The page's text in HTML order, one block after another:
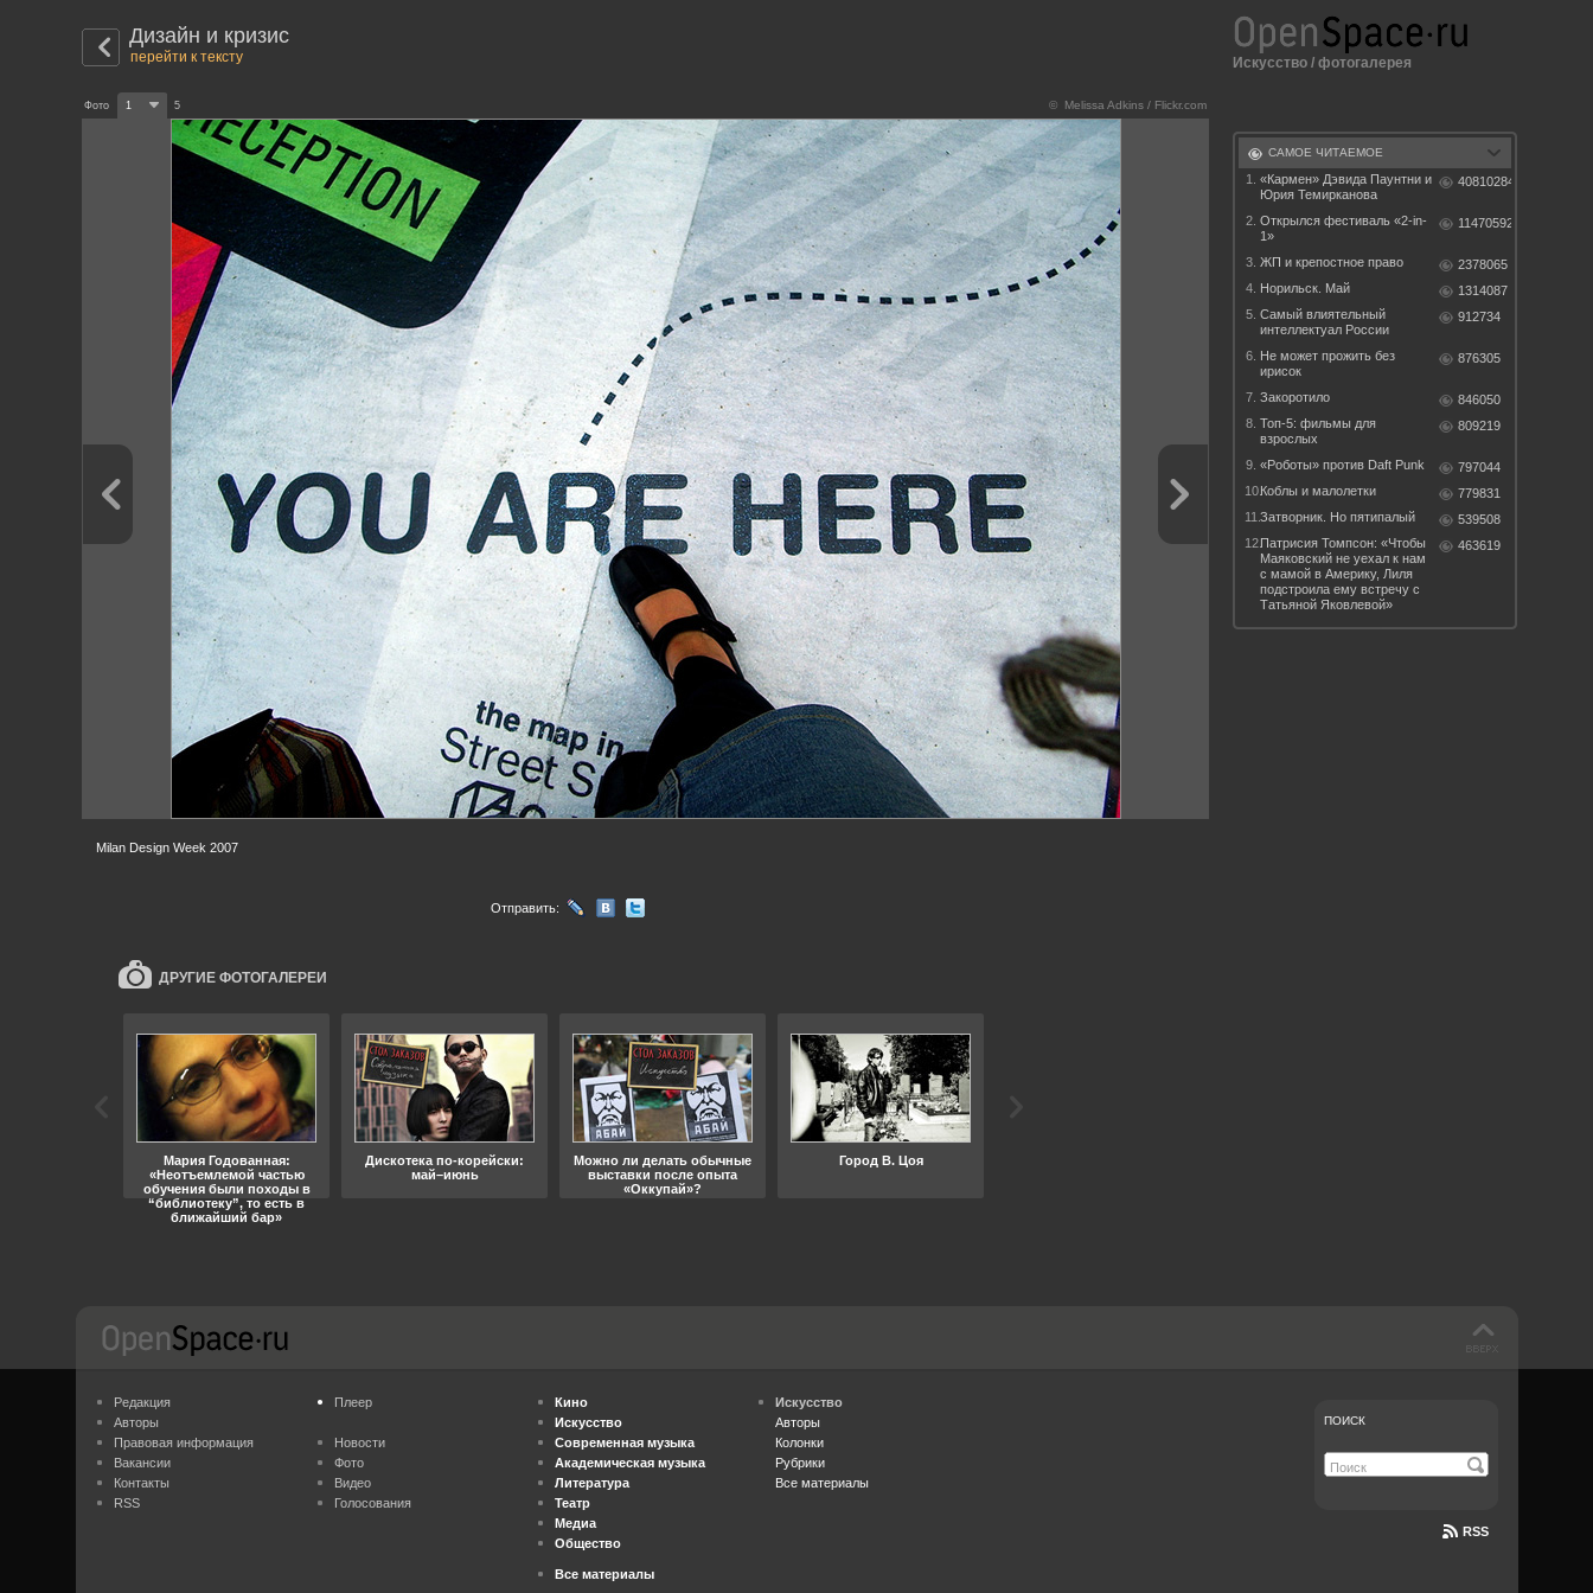
Дизайн и кризис
перейти к тексту
© Melissa Adkins / Flickr.com
Фото 1 5
Milan Design Week 2007
Отправить:
ДРУГИЕ ФОТОГАЛЕРЕИ
Мария Годованная:
«Неотъемлемой частью
обучения были походы в
“библиотеку”, то есть в
ближайший бар»
Дискотека по-корейски:
май–июнь
Можно ли делать обычные
выставки после опыта
«Оккупай»?
Город В. Цоя
Искусство / фотогалерея
САМОЕ ЧИТАЕМОЕ
1.
«Кармен» Дэвида Паунтни и
Юрия Темирканова
40810284
2. Открылся фестиваль «2-in-
1»
11470592
3. ЖП и крепостное право
2378065
4. Норильск. Май
1314087
5. Самый влиятельный
интеллектуал России
912734
6. Не может прожить без
ирисок
876305
7. Закоротило
846050
8. Топ-5: фильмы для
взрослых
809219
9. «Роботы» против Daft Punk
797044
10.Коблы и малолетки
779831
11.Затворник. Но пятипалый
539508
12.Патрисия Томпсон: «Чтобы
Маяковский не уехал к нам
с мамой в Америку, Лиля
подстроила ему встречу с
Татьяной Яковлевой»
463619
Редакция
Авторы
Правовая информация
Вакансии
Контакты
RSS
Плеер
Новости
Фото
Видео
Голосования
Кино
Искусство
Современная музыка
Академическая музыка
Литература
Театр
Медиа
Общество
Все материалы
Искусство
Авторы
Колонки
Рубрики
Все материалы
ПОИСК
RSS